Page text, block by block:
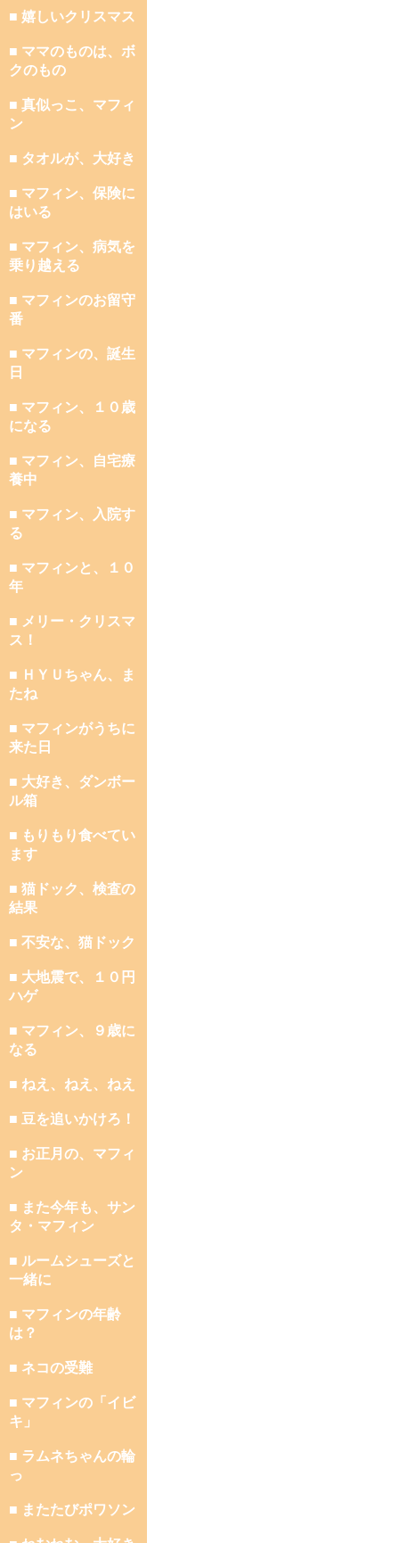
■ 嬉しいクリスマス
■ ママのものは、ボ
クのもの
■ 真似っこ、マフィ
ン
■ タオルが、大好き
■ マフィン、保険に
はいる
■ マフィン、病気を
乗り越える
■ マフィンのお留守
番
■ マフィンの、誕生
日
■ マフィン、１０歳
になる
■ マフィン、自宅療
養中
■ マフィン、入院す
る
■ マフィンと、１０
年
■ メリー・クリスマ
ス！
■ ＨＹＵちゃん、ま
たね
■ マフィンがうちに
来た日
■ 大好き、ダンボー
ル箱
■ もりもり食べてい
ます
■ 猫ドック、検査の
結果
■ 不安な、猫ドック
■ 大地震で、１０円
ハゲ
■ マフィン、９歳に
なる
■ ねえ、ねえ、ねえ
■ 豆を追いかけろ！
■ お正月の、マフィ
ン
■ また今年も、サン
タ・マフィン
■ ルームシューズと
一緒に
■ マフィンの年齢
は？
■ ネコの受難
■ マフィンの「イビ
キ」
■ ラムネちゃんの輪
っ
■ またたびポワソン